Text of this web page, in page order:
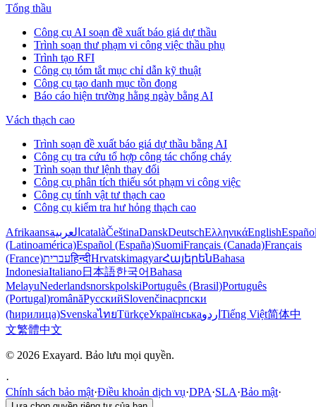
Tổng thầu
Công cụ AI soạn đề xuất báo giá dự thầu
Trình soạn thư phạm vi công việc thầu phụ
Trình tạo RFI
Công cụ tóm tắt mục chỉ dẫn kỹ thuật
Công cụ tạo danh mục tồn đọng
Báo cáo hiện trường hằng ngày bằng AI
Vách thạch cao
Trình soạn đề xuất báo giá dự thầu bằng AI
Công cụ tra cứu tổ hợp công tác chống cháy
Trình soạn thư lệnh thay đổi
Công cụ phân tích thiếu sót phạm vi công việc
Công cụ tính vật tư thạch cao
Công cụ kiểm tra hư hỏng thạch cao
Afrikaansالعربية catalàČeštinaDanskDeutschΕλληνικάEnglish
(Latinoamérica)Español (España)SuomiFrançais (Canada)Français
(France)עבריתहिन्दीHrvatskimagyarՀայերենBahasa
IndonesiaItaliano日本語한국어Bahasa
MelayuNederlandsnorskpolskiPortuguês (Brasil)Português
(Portugal)românăРусскийSlovenčinaсрпски
(ћирилица)SvenskaไทยTürkçeУкраїнськаاردو Tiếng Việt简体中
文繁體中文
© 2026 Exayard. Bảo lưu mọi quyền.
·
Chính sách bảo mật·Điều khoản dịch vụ·DPA·SLA·Bảo mật·